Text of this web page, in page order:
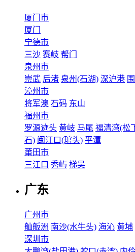
厦门市
厦门
宁德市
三沙 赛岐 帮门
泉州市
崇武 后渚 泉州(石湖) 深沪港
漳州市
将军澳 石码 东山
福州市
罗源迹头 黄岐 马尾 福清湾(松
石) 闽江口(琯头) 平潭
莆田市
三江口 秀屿 梯吴
广东
广州市
舢舨洲 南沙(水牛头) 海沁 黄埔
深圳市